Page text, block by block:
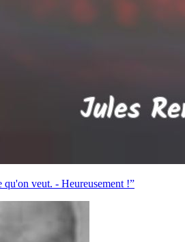
qu'on veut. - Heureusement !”